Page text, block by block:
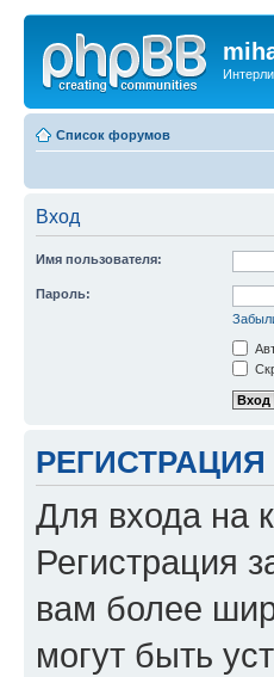
Список форумов
Вход
Имя пользователя:
Пароль:
РЕГИСТРАЦИЯ
Для входа на
Регистрация
вам более
могут быть